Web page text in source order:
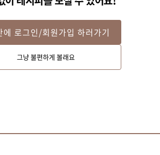
에 로그인/회원가입 하러가기
그냥 불편하게 볼래요